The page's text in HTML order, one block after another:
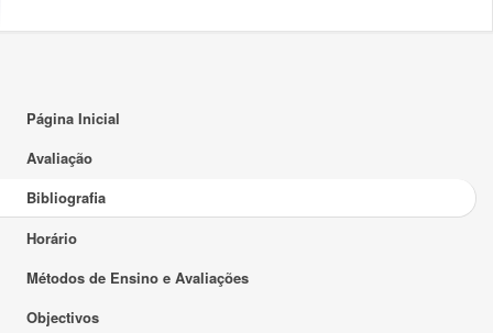
Página Inicial
Avaliação
Bibliografia
Horário
Métodos de Ensino e Avaliações
Objectivos